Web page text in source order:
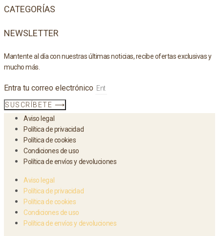
CATEGORÍAS
NEWSLETTER
Mantente al día con nuestras últimas noticias, recibe ofertas exclusivas y
mucho más.
Entra tu correo electrónico
SUSCRÍBETE ⟶
Aviso legal
Política de privacidad
Política de cookies
Condiciones de uso
Política de envíos y devoluciones
Aviso legal
Política de privacidad
Política de cookies
Condiciones de uso
Política de envíos y devoluciones